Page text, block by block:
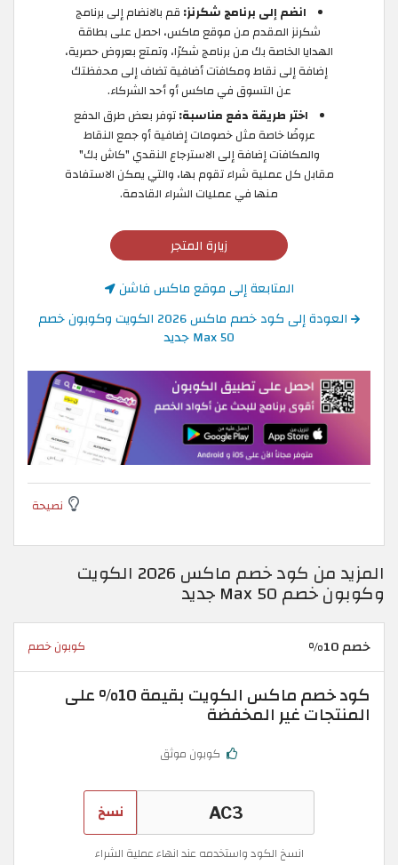
انضم إلى برنامج شكرنز: قم بالانضام إلى برنامج
شكرنز المقدم من موقع ماكس، احصل على بطاقة
الهدايا الخاصة بك من برنامج شكرًا، وتمتع بعروض حصرية،
إضافة إلى نقاط ومكافآت أضافية تضاف إلى محفظتك
عن التسوق في ماكس أو أحد الشركاء.
اختر طريقة دفع مناسبة:توفر بعض طرق الدفع
عروضًا خاصة مثل خصومات إضافية أو جمع النقاط
والمكافآت إضافة إلى الاسترجاع النقدي "كاش بك"
مقابل كل عملية شراء تقوم بها، والتي يمكن الاستفادة
منها في عمليات الشراء القادمة.
زيارة المتجر
المتابعة إلى موقع ماكس فاشن
العودة إلى كود خصم ماكس 2026 الكويت وكوبون خصم
Max 50 جديد
نصيحة
المزيد من كود خصم ماكس 2026 الكويت
وكوبون خصم Max 50 جديد
خصم 10% كوبون خصم
كود خصم ماكس الكويت بقيمة 10% على
المنتجات غير المخفضة
كوبون موثق
نسخ
انسخ الكود واستخدمه عند انهاء عملية الشراء